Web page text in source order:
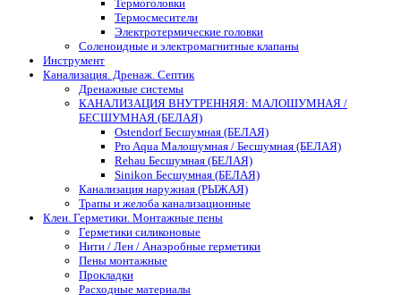
Термоголовки
Термосмесители
Электротермические головки
Соленоидные и электромагнитные клапаны
Инструмент
Канализация. Дренаж. Септик
Дренажные системы
КАНАЛИЗАЦИЯ ВНУТРЕННЯЯ: МАЛОШУМНАЯ /
БЕСШУМНАЯ (БЕЛАЯ)
Ostendorf Бесшумная (БЕЛАЯ)
Pro Aqua Малошумная / Бесшумная (БЕЛАЯ)
Rehau Бесшумная (БЕЛАЯ)
Sinikon Бесшумная (БЕЛАЯ)
Канализация наружная (РЫЖАЯ)
Трапы и желоба канализационные
Клеи. Герметики. Монтажные пены
Герметики силиконовые
Нити / Лен / Анаэробные герметики
Пены монтажные
Прокладки
Расходные материалы